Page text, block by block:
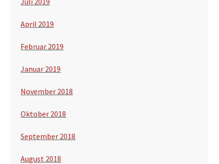
April 2019
Februar 2019
Januar 2019
November 2018
Oktober 2018
September 2018
August 2018